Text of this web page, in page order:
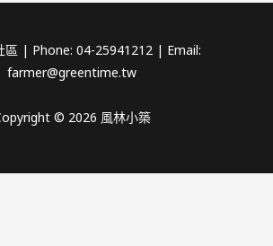
區 | Phone: 04-25941212 | Email:
farmer@greentime.tw
© 2026 風林小築